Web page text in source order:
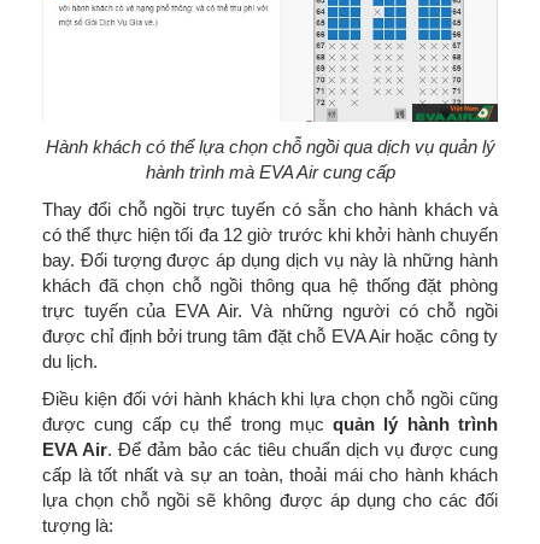
Hành khách có thể lựa chọn chỗ ngồi qua dịch vụ quản lý
hành trình mà EVA Air cung cấp
Thay đổi chỗ ngồi trực tuyến có sẵn cho hành khách và
có thể thực hiện tối đa 12 giờ trước khi khởi hành chuyến
bay. Đối tượng được áp dụng dịch vụ này là những hành
khách đã chọn chỗ ngồi thông qua hệ thống đặt phòng
trực tuyến của EVA Air. Và những người có chỗ ngồi
được chỉ định bởi trung tâm đặt chỗ EVA Air hoặc công ty
du lịch.
Điều kiện đối với hành khách khi lựa chọn chỗ ngồi cũng
được cung cấp cụ thể trong mụcquản lý hành trình
EVA Air. Để đảm bảo các tiêu chuẩn dịch vụ được cung
cấp là tốt nhất và sự an toàn, thoải mái cho hành khách
lựa chọn chỗ ngồi sẽ không được áp dụng cho các đối
tượng là: